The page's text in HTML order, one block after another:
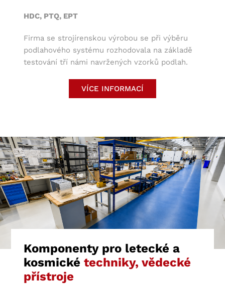
HDC, PTQ, EPT
Firma se strojírenskou výrobou se při výběru
podlahového systému rozhodovala na základě
testování tří námi navržených vzorků podlah.
navrhli jsme zákazníkovi vysoce mechanicky
odolný systém Atemit HDC. Prostory s
VÍCE INFORMACÍ
Komponenty pro letecké a
kosmické techniky, vědecké
přístroje